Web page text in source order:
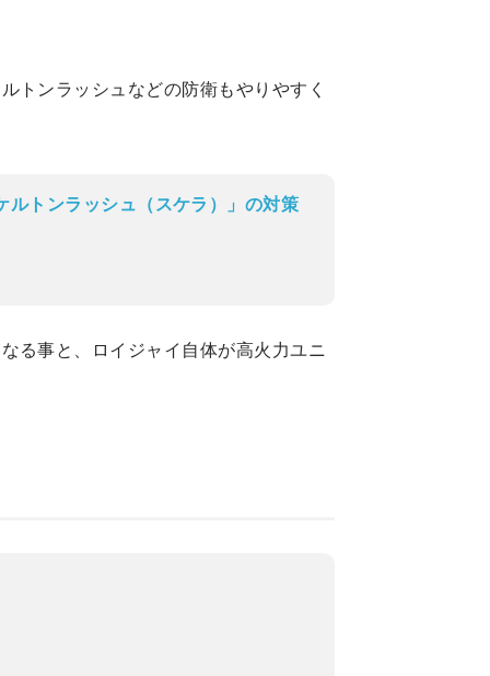
トンラッシュなどの防衛もやりやすく
トンラッシュ（スケラ）」の対策
る事と、ロイジャイ自体が高火力ユニ